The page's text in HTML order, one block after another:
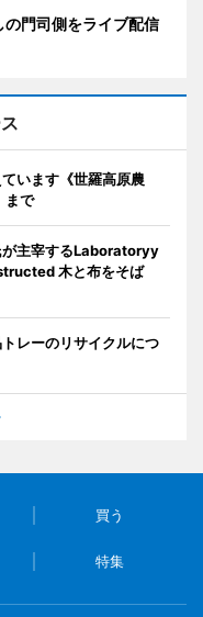
門司側をライブ配信
います《世羅高原農
まで
が主宰するLaboratoryy
木と布をそば
レーのリサイクルにつ
買う
特集